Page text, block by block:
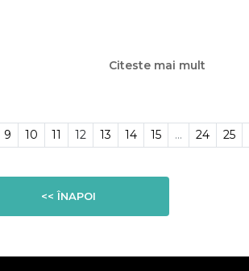
Citeste mai mult
9 10 11 12 13 14 15 ... 24 25
<< ÎNAPOI